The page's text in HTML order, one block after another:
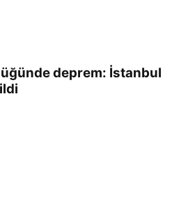
deprem: İstanbul